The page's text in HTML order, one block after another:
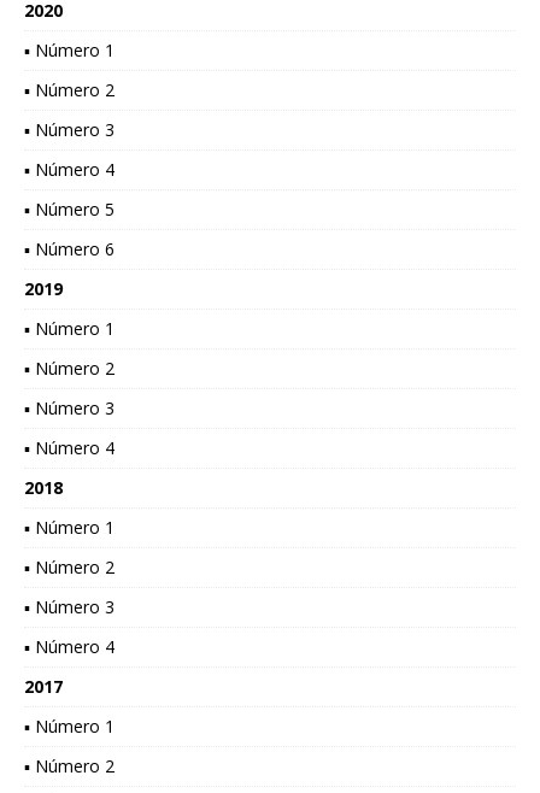
2020
▪ Número 1
▪ Número 2
▪ Número 3
▪ Número 4
▪ Número 5
▪ Número 6
2019
▪ Número 1
▪ Número 2
▪ Número 3
▪ Número 4
2018
▪ Número 1
▪ Número 2
▪ Número 3
▪ Número 4
2017
▪ Número 1
▪ Número 2